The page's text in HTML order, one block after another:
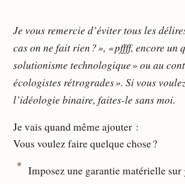
Je vous remercie d’éviter tous les
cas on ne fait rien ? », « pffff, encore un
solutionisme technologique » ou au
écologistes rétrogrades ». Si vous
l’idéologie binaire, faites-le sans moi.
Je vais quand même ajouter :
Vous voulez faire quelque chose ?
Imposez une garantie matérielle sur